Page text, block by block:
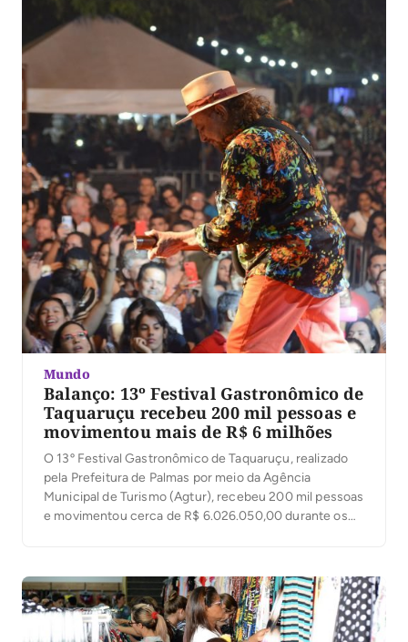
Mundo
Balanço: 13º Festival Gastronômico de
Taquaruçu recebeu 200 mil pessoas e
movimentou mais de R$ 6 milhões
O 13º Festival Gastronômico de Taquaruçu, realizado
pela Prefeitura de Palmas por meio da Agência
Municipal de Turismo (Agtur), recebeu 200 mil pessoas
e movimentou cerca de R$ 6.026.050,00 durante os
programação contou com grandes nomes da música
brasileira, artistas regionais, […]